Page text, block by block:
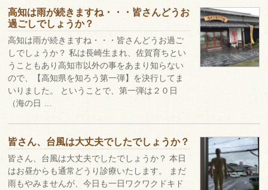
高知は雨が続きますね・・・皆さんどうお
過ごしでしょうか？
高知は雨が続きますね・・・皆さんどうお過ご
しでしょうか？ 私は長崎生まれ、佐賀育ちとい
うこともあり高知市以外の事をあまり知らない
ので、【高知県を知ろう第一弾】を決行してま
いりました。 ということで、第一弾は２０日
（海の日 …
皆さん、台風は大丈夫でしたでしょうか？
皆さん、台風は大丈夫でしたでしょうか？ 本日
はお昼からも通常どうり診療いたします。 まだ
雨もやみませんが、今日も一日ワクワクドキド